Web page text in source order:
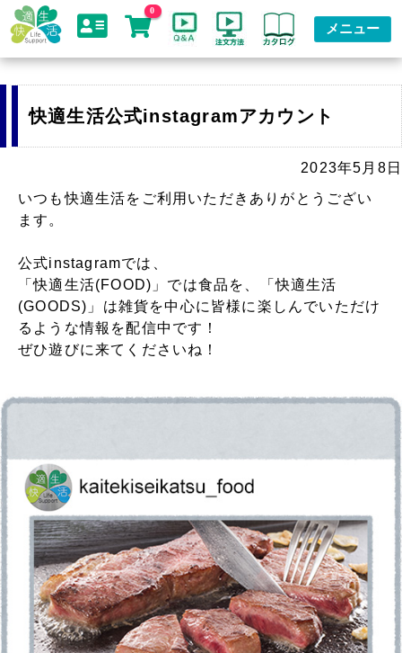
0
メニュー
快適生活公式instagramアカウント
2023年5月8日
いつも快適生活をご利用いただきありがとうござい
ます。
公式instagramでは、
「快適生活(FOOD)」では食品を、「快適生活
(GOODS)」は雑貨を中心に皆様に楽しんでいただけ
るような情報を配信中です！
ぜひ遊びに来てくださいね！